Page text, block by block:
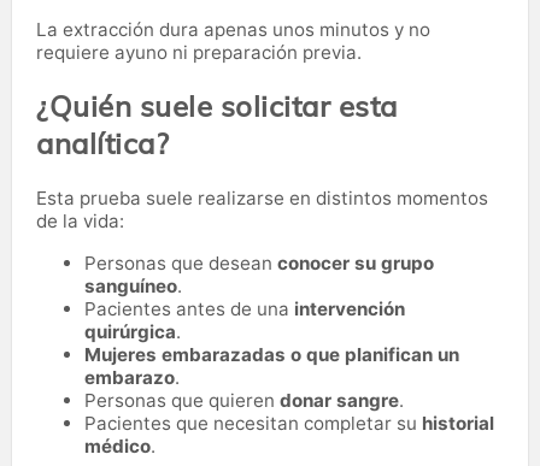
La extracción dura apenas unos minutos y no
requiere ayuno ni preparación previa.
¿Quién suele solicitar esta
analítica?
Esta prueba suele realizarse en distintos momentos
de la vida:
Personas que desean conocer su grupo
sanguíneo.
Pacientes antes de una intervención
quirúrgica.
Mujeres embarazadas o que planifican un
embarazo.
Personas que quieren donar sangre.
Pacientes que necesitan completar su historial
médico.